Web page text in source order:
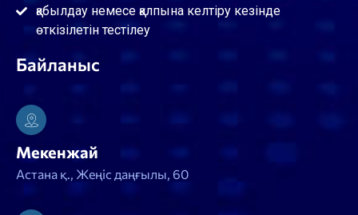
қабылдау немесе қалпына келтіру кезінде
өткізілетін тестілеу
Байланыс
Мекенжай
Астана қ., Жеңіс даңғылы, 60